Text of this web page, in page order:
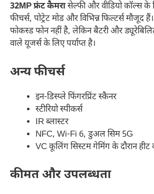
32MP फ्रंट कैमरासेल्फी और वीडियो कॉल्स के
फीचर्स, पोट्रेट मोड और विभिन्न फिल्टर्स मौजूद
फोकस्ड फोन नहीं है, लेकिन बैटरी और
वाले यूजर्स के लिए पर्याप्त है।
अन्य फीचर्स
इन-डिस्प्ले फिंगरप्रिंट स्कैनर
स्टीरियो स्पीकर्स
IR ब्लास्टर
NFC, Wi-Fi 6, डुअल सिम 5G
VC कूलिंग सिस्टम गेमिंग के दौरान हीट
कीमत और उपलब्धता